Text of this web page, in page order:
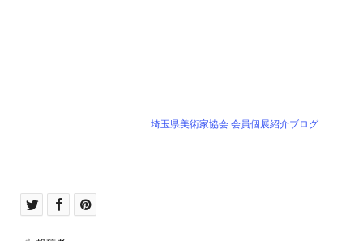
埼玉県美術家協会 会員個展紹介ブログ